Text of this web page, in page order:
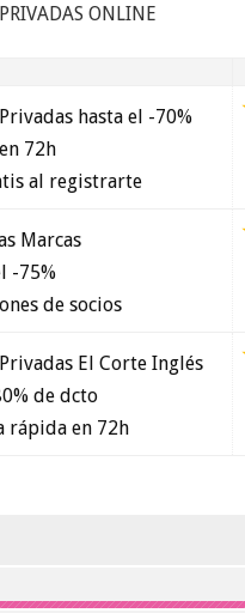
ONLINE
hasta el -70%
72h
al registrarte
Marcas
-75%
de socios
El Corte Inglés
de dcto
rápida en 72h